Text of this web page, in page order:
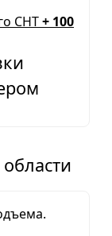
СНТ+ 100